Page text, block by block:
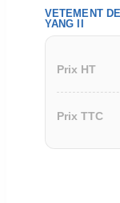
VETEMENT
YANG II
Prix HT
Prix TTC